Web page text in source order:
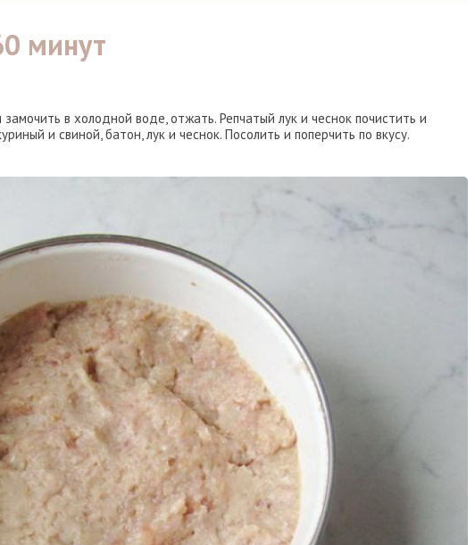
минут
в холодной воде, отжать. Репчатый лук и чеснок почистить и
и свиной, батон, лук и чеснок. Посолить и поперчить по вкусу.